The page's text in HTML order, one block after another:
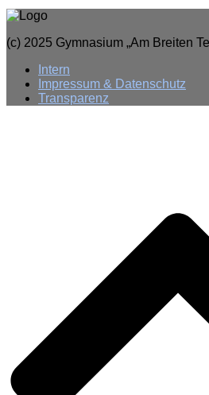
(c) 2025 Gymnasium „Am Breiten
Intern
Impressum & Datenschutz
Transparenz